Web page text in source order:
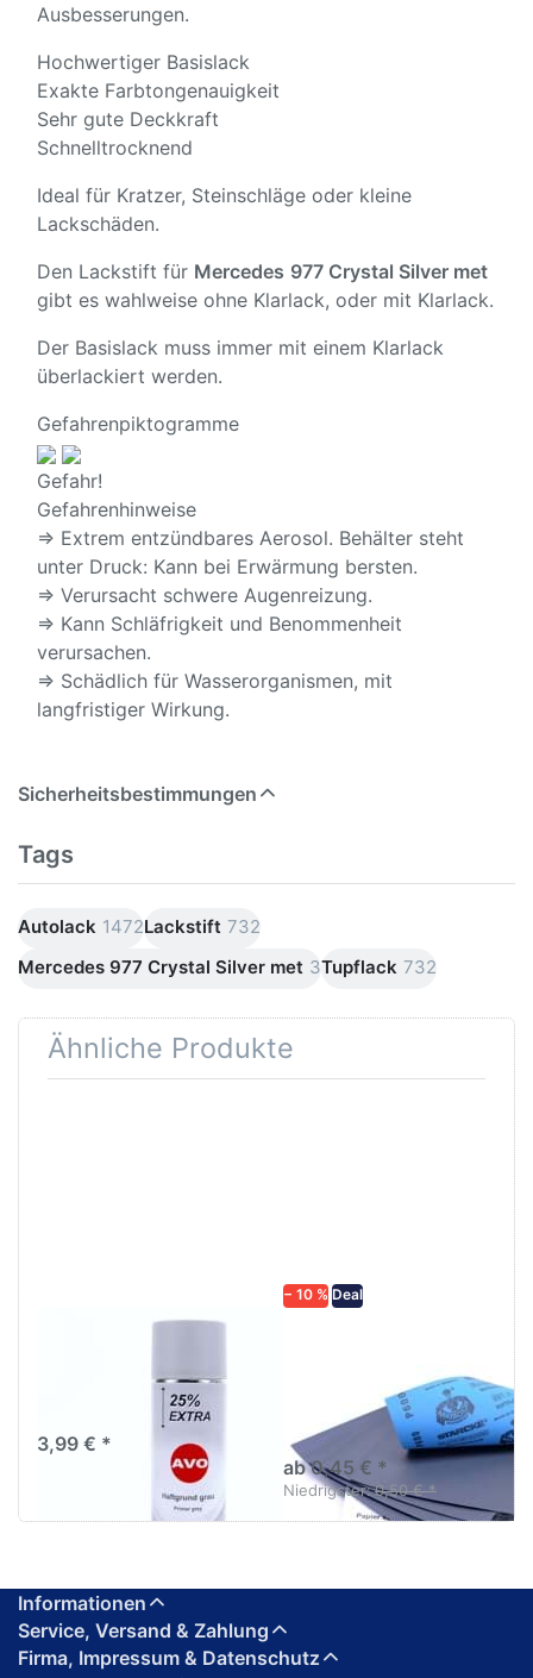
Ausbesserungen.
Hochwertiger Basislack
Exakte Farbtongenauigkeit
Sehr gute Deckkraft
Schnelltrocknend
Ideal für Kratzer, Steinschläge oder kleine
Lackschäden.
Den Lackstift für Mercedes 977 Crystal Silver met
gibt es wahlweise ohne Klarlack, oder mit Klarlack.
Der Basislack muss immer mit einem Klarlack
überlackiert werden.
Gefahrenpiktogramme
Gefahr!
Gefahrenhinweise
⇒ Extrem entzündbares Aerosol. Behälter steht
unter Druck: Kann bei Erwärmung bersten.
⇒ Verursacht schwere Augenreizung.
⇒ Kann Schläfrigkeit und Benommenheit
verursachen.
⇒ Schädlich für Wasserorganismen, mit
langfristiger Wirkung.
Sicherheitsbestimmungen
Tags
Autolack 1472Lackstift 732
Mercedes 977 Crystal Silver met 3Tupflack 732
Ähnliche Produkte
3,99 € *
− 10 % Deal
diversen Körnungen
Nass-Schleifpapier zur nass
und trocken anwendung
ab 0,45 € *
Niedrigster:0,50 € *
Informationen
Service, Versand & Zahlung
Firma, Impressum & Datenschutz